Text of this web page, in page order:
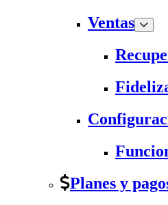
Ventas
Planes y